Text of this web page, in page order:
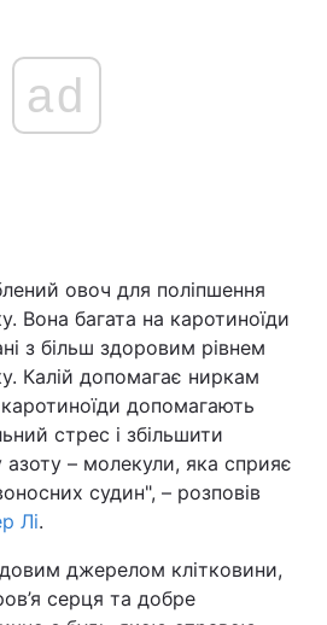
ad
овоч для поліпшення
Вона багата на каротиноїди
з більш здоровим рівнем
Калій допомагає ниркам
допомагають
стрес і збільшити
– молекули, яка сприяє
судин", – розповів
Лі.
джерелом клітковини,
серця та добре